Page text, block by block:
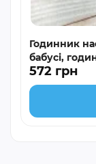
Годинник
572 грн